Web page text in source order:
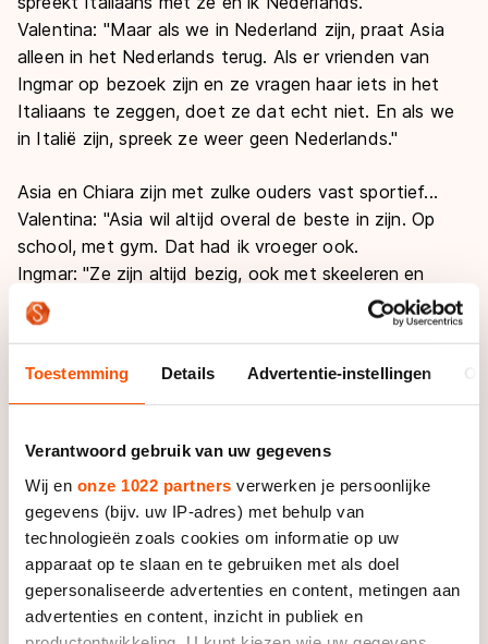
Toestemming Details Advertentie-instellingen
Verantwoord gebruik van uw gegevens
Wij en onze 1022 partners verwerken je persoonlijke
gegevens (bijv. uw IP-adres) met behulp van
technologieën zoals cookies om informatie op uw
apparaat op te slaan en te gebruiken met als doel
gepersonaliseerde advertenties en content, metingen aan
advertenties en content, inzicht in publiek en
Valentina: "Maar als we in Nederland zijn, praat Asia
alleen in het Nederlands terug. Als er vrienden van
Ingmar op bezoek zijn en ze vragen haar iets in het
Italiaans te zeggen, doet ze dat echt niet. En als we
in Italië zijn, spreek ze weer geen Nederlands."
Asia en Chiara zijn met zulke ouders vast sportief...
Valentina: "Asia wil altijd overal de beste in zijn. Op
school, met gym. Dat had ik vroeger ook.
Ingmar: "Ze zijn altijd bezig, ook met skeeleren en
schaatsen. Chiara is nog wel heel klein. Asia vindt
schaatsen en skeeleren leuk en als dat blijft, moet ze
paardrijden. Daar heb ik zo'n hekel aan, dan ga ik zeker
niet met ze mee, ha."
Ingmar: "Zo heel veel praten we ook niet over de
sport thuis, hoor. We vinden het leuk om er andere
dingen naast te hebben en veel met vrienden te doen.
In het peloton ben ik ook een van de mensen die het
meest geniet van het leven. Ik drink 's avonds gerust
een biertje. Dat is voor mij belangrijk. Als ik plezier heb,
zit ik het best in mijn vel."